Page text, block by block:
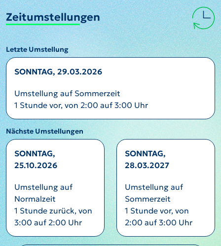
Zeitumstellungen
Letzte Umstellung
SONNTAG, 29.03.2026
Umstellung auf Sommerzeit
1 Stunde vor, von 2:00 auf 3:00 Uhr
Nächste Umstellungen
SONNTAG,
25.10.2026
Umstellung auf
Normalzeit
1 Stunde zurück, von
3:00 auf 2:00 Uhr
SONNTAG,
28.03.2027
Umstellung auf
Sommerzeit
1 Stunde vor, von
2:00 auf 3:00 Uhr